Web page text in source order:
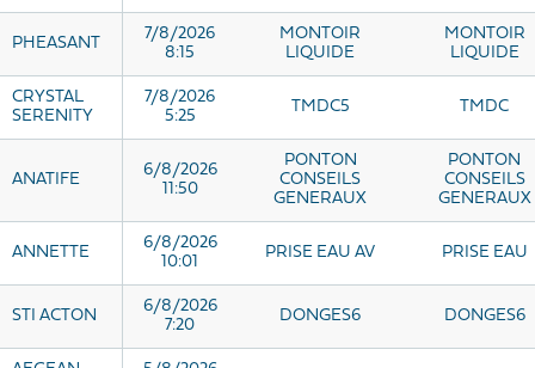
PHEASANT
7/8/2026
8:15
MONTOIR
LIQUIDE
MONTOIR
LIQUIDE
CRYSTAL
SERENITY
7/8/2026
5:25
TMDC5 TMDC
ANATIFE
6/8/2026
11:50
PONTON
CONSEILS
GENERAUX
PONTON
CONSEILS
GENERAUX
ANNETTE
6/8/2026
10:01
PRISE EAU AV PRISE EAU
STI ACTON
6/8/2026
7:20
DONGES6 DONGES6